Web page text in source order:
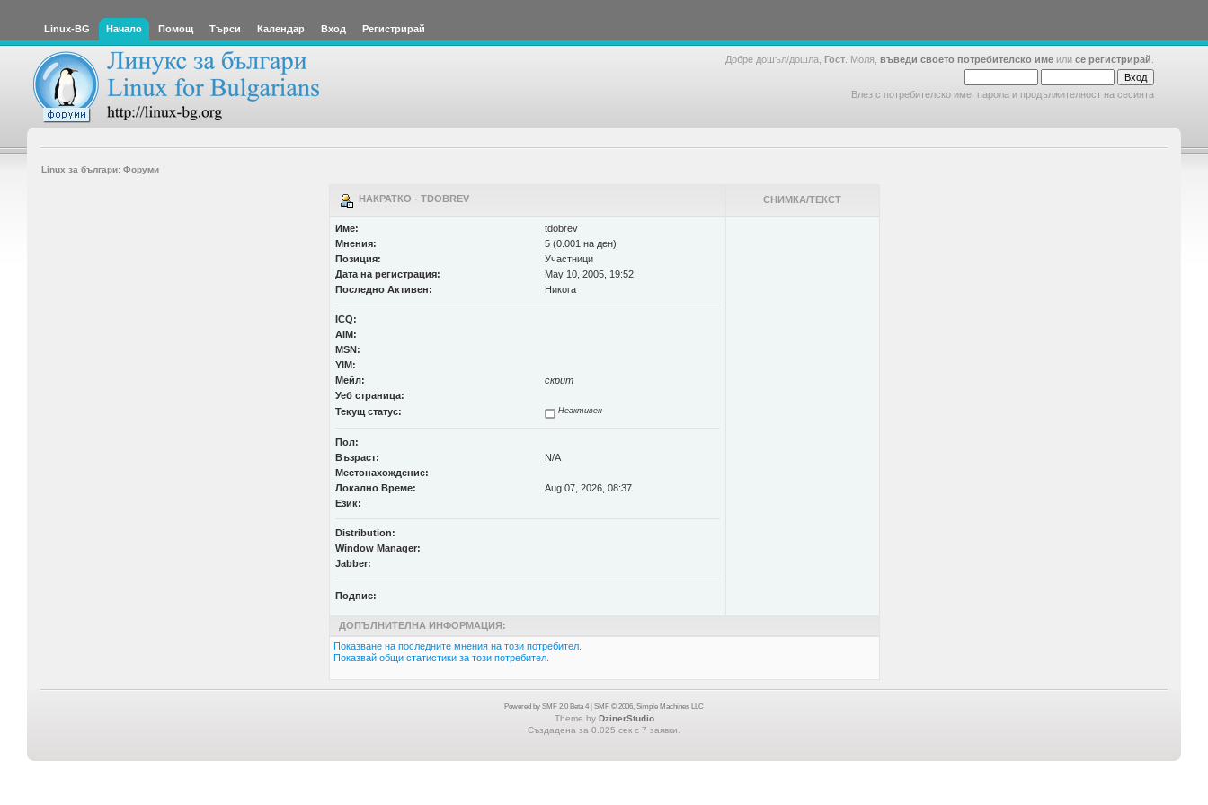
Linux-BG Начало Помощ Търси Календар Вход Регистрирай
Добре дошъл/дошла, Гост . Моля, въведи своето потребителско име или се регистрирай
Влез с потребителско име, парола и продължителност на сесията
Linux за българи: Форуми
НАКРАТКО - TDOBREV СНИМКА/ТЕКСТ
Име:
tdobrev
Мнения:
5 (0.001 на ден)
Позиция:
Участници
Дата на регистрация:
May 10, 2005, 19:52
Последно Активен:
Никога
ICQ:
AIM:
MSN:
YIM:
Мейл:
скрит
Уеб страница:
Текущ статус:
Неактивен
Пол:
Възраст:
N/A
Местонахождение:
Локално Време:
Aug 07, 2026, 08:37
Език:
Distribution:
Window Manager:
Jabber:
Подпис:
ДОПЪЛНИТЕЛНА ИНФОРМАЦИЯ:
Показване на последните мнения на този потребител.
Показвай общи статистики за този потребител.
Powered by SMF 2.0 Beta 4 SMF © 2006, Simple Machines LLC
Theme by DzinerStudio
Създадена за 0.025 сек с 7 заявки.